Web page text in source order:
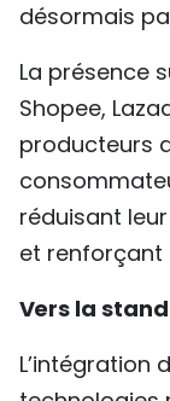
désormais
La présence
Shopee,
producteurs
réduisant
et renforçant
Vers la
L’intégration